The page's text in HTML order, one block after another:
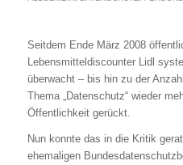
Seitdem Ende März 2008
Lebensmitteldiscounter Lidl
überwacht – bis hin zu der
Thema „Datenschutz“ wieder
Öffentlichkeit gerückt.
Nun konnte das in die Kritik
ehemaligen